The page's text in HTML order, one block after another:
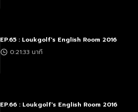
EP.65 : Loukgolf's English Room 2016
0:21:33 นาที
EP.66 : Loukgolf's English Room 2016